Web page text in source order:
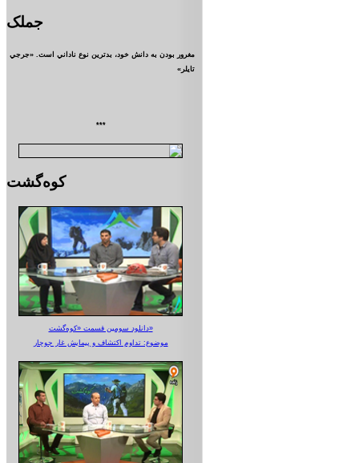
جملک
مغرور بودن به دانش خود، بدترين نوع ناداني است. «جرجي
تايلر»
***
کوه‌گشت
دانلود سومین قسمت «کوه‌گشت»
موضوع: تداوم اکتشاف و پیمایش غار جوجار